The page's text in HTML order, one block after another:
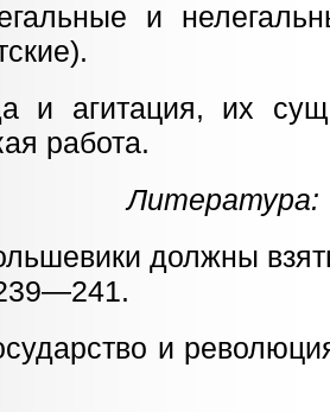
и
и агитация, их
работа.
Литература:
должны
и